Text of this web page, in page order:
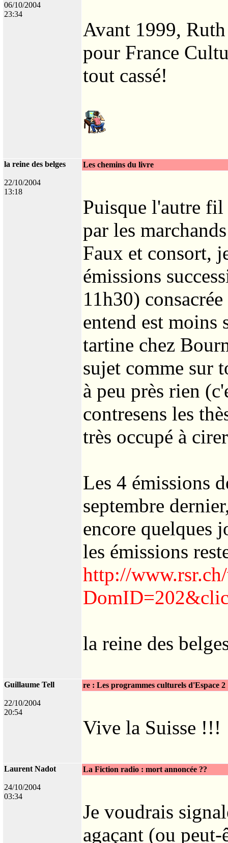
06/10/2004
23:34
Avant 1999,
pour France
tout cassé!
la reine des belges
22/10/2004
13:18
Les chemins du livre
Puisque l'autre fil
par les
Faux et consort,
émissions
11h30)
entend est moins
tartine chez
sujet comme sur
à peu près rien
contresens les
très occupé à
Les 4 émissions
septembre
encore quelques
les émissions
http://
la reine des
Guillaume Tell
22/10/2004
20:54
re : Les programmes culturels d'Espace 2
Vive la Suisse !!!
Laurent Nadot
24/10/2004
03:34
La Fiction radio : mort annoncée ??
Je voudrais
agaçant (ou